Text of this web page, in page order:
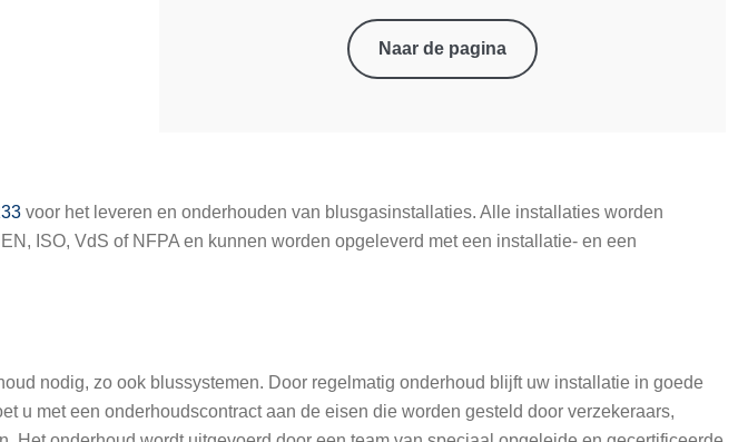
Naar de pagina
voor het leveren en onderhouden van blusgasinstallaties. Alle installaties worden
ISO, VdS of NFPA en kunnen worden opgeleverd met een installatie- en een
nodig, zo ook blussystemen. Door regelmatig onderhoud blijft uw installatie in goede
u met een onderhoudscontract aan de eisen die worden gesteld door verzekeraars,